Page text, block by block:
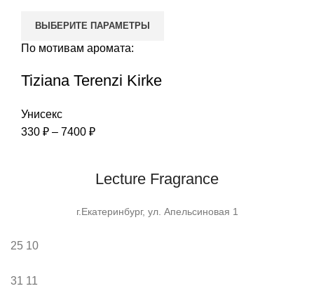
ВЫБЕРИТЕ ПАРАМЕТРЫ
По мотивам аромата:
Tiziana Terenzi Kirke
Унисекс
330 ₽ – 7400 ₽Диапазон
–
Lecture Fragrance
г.Екатеринбург, ул. Апельсиновая 1
25 10
31 11